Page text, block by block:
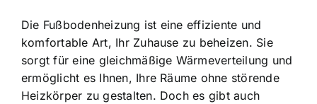
Die Fußbodenheizung ist eine effiziente und
komfortable Art, Ihr Zuhause zu beheizen. Sie
sorgt für eine gleichmäßige Wärmeverteilung und
ermöglicht es Ihnen, Ihre Räume ohne störende
Heizkörper zu gestalten. Doch es gibt auch